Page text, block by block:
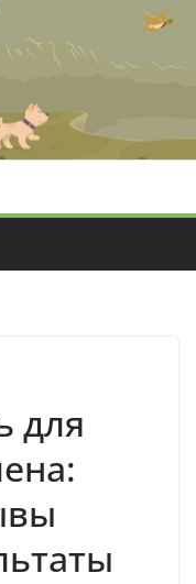
для